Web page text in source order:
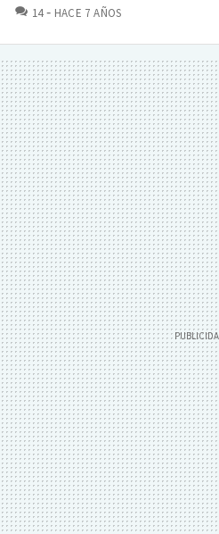
14 COMENTARIOS
HACE 7 AÑOS